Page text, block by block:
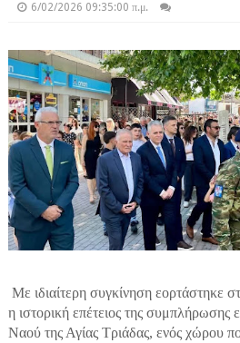
6/02/2026 09:35:00 π.μ.
Με ιδιαίτερη συγκίνηση εορτάστηκε
η ιστορική επέτειος της συμπλήρωσης
Ναού της Αγίας Τριάδας, ενός χώρου